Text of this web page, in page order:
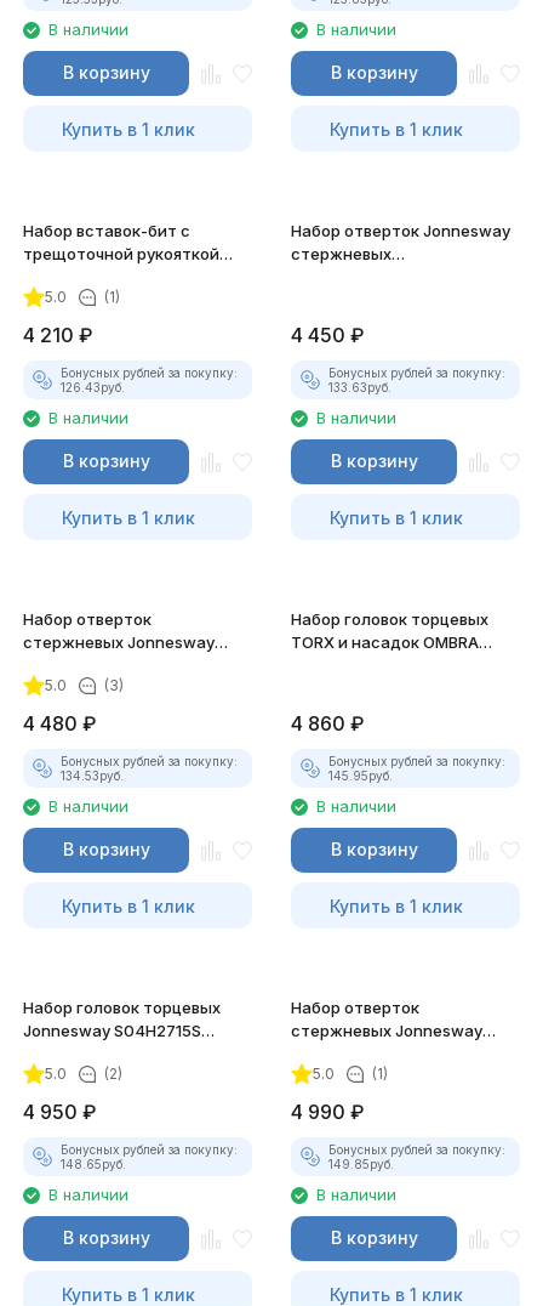
В наличии
В корзину
Купить в 1 клик
В наличии
В корзину
Купить в 1 клик
Набор вставок-бит с
трещоточной рукояткой
5.0 (1)
4 210 ₽
Бонусных рублей за покупку:
126.43руб.
В наличии
В корзину
Купить в 1 клик
Набор отверток Jonnesway
стержневых
4 450 ₽
Бонусных рублей за покупку:
133.63руб.
В наличии
В корзину
Купить в 1 клик
Набор отверток
стержневых Jonnesway
5.0 (3)
4 480 ₽
Бонусных рублей за покупку:
134.53руб.
В наличии
В корзину
Купить в 1 клик
Набор головок торцевых
TORX и насадок OMBRA
4 860 ₽
Бонусных рублей за покупку:
145.95руб.
В наличии
В корзину
Купить в 1 клик
Набор головок торцевых
Jonnesway S04H2715S
предметов
5.0 (2)
4 950 ₽
Бонусных рублей за покупку:
148.65руб.
В наличии
В корзину
Купить в 1 клик
Набор отверток
стержневых Jonnesway
5.0 (1)
4 990 ₽
Бонусных рублей за покупку:
149.85руб.
В наличии
В корзину
Купить в 1 клик